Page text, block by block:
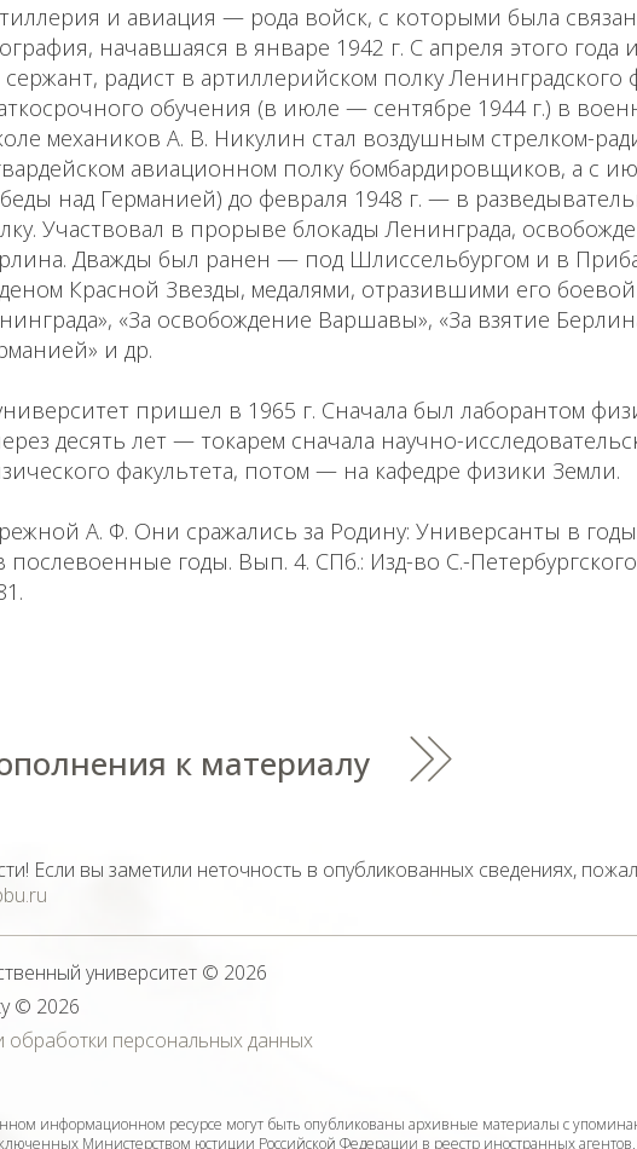
и авиация — рода войск, с которыми была
начавшаяся в январе 1942 г. С апреля этого года
радист в артиллерийском полку Ленинградского
обучения (в июле — сентябре 1944 г.) в
механиков А. В. Никулин стал воздушным стрелком-
авиационном полку бомбардировщиков, а с
над Германией) до февраля 1948 г. — в
Участвовал в прорыве блокады Ленинграда,
Дважды был ранен — под Шлиссельбургом и в
Красной Звезды, медалями, отразившими его боевой
«За освобождение Варшавы», «За взятие
и др.
пришел в 1965 г. Сначала был лаборантом
десять лет — токарем сначала научно-
факультета, потом — на кафедре физики Земли.
А. Ф. Они сражались за Родину: Универсанты в
послевоенные годы. Вып. 4. СПб.: Изд-во С.-
к материалу
информационном ресурсе могут быть опубликованы архивные материалы с
Министерством юстиции Российской Федерации в реестр иностранных агентов,
персональных данных
© 2026
Если вы заметили неточность в опубликованных сведениях,
университет © 2026